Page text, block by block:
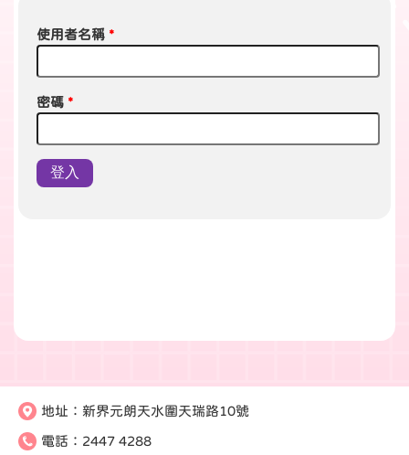
使用者名稱 *
密碼 *
地址： 新界元朗天水圍天瑞路10號
電話： 2447 4288